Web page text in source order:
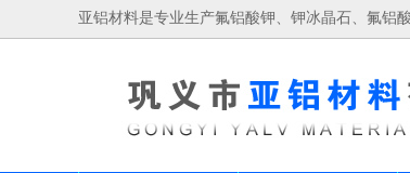
亚铝材料是专业生产氟铝酸钾、钾冰晶石、氟铝